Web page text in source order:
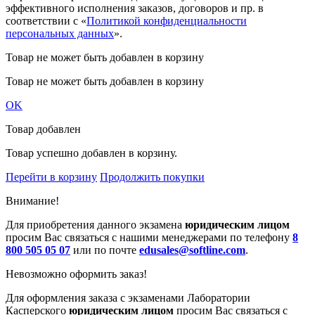
эффективного исполнения заказов, договоров и пр. в
соответствии с «Политикой конфиденциальности
персональных данных».
Товар не может быть добавлен в корзину
Товар не может быть добавлен в корзину
OK
Товар добавлен
Товар успешно добавлен в корзину.
Перейти в корзину Продолжить покупки
Внимание!
Для приобретения данного экзамена юридическим лицом
просим Вас связаться с нашими менеджерами по телефону 8
800 505 05 07 или по почте edusales@softline.com.
Невозможно оформить заказ!
Для оформления заказа с экзаменами Лаборатории
Касперского юридическим лицом просим Вас связаться с